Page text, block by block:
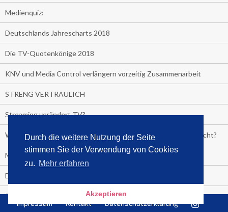
Durch die weitere Nutzung der Seite
stimmen Sie der Verwendung von Cookies
zu. Mehr erfahren
Akzeptieren
Medienquiz:
Deutschlands Jahrescharts 2018
Die TV-Quotenkönige 2018
KNV und Media Control verlängern vorzeitig Zusammenarbeit
STRENG VERTRAULICH
Streaming verändert TV?
Welcher TV-Sender hat seine Marktanteile seit 2013 vervierfacht?
Michelle for President!
Das gruseligste Buch aller Zeiten
Promi-Biografien
Impressum
Kontakt Datenschutzerklärung